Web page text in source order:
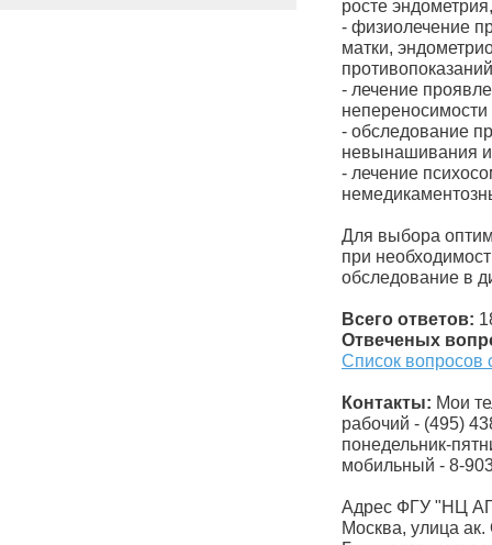
росте
- физиолечение
матки,
- лечение
- обследование
невынашивания
- лечение
Для выбора
при
обследование в
Всего ответов:
Отвеченых
Список вопросов
Контакты: Мои
рабочий - (495)
понедельник-
мобильный - 8-
Адрес ФГУ "НЦ АГ
Москва, улица